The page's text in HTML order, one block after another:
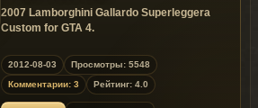
2007 Lamborghini Gallardo Superleggera
Custom for GTA 4.
Replaces: turismo
2012-08-03
Просмотры: 5548
Комментарии: 3
Рейтинг: 4.0